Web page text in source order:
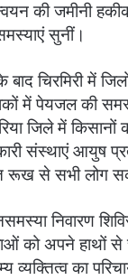
की जमीनी
सुनीं।
चिरमिरी में
में पेयजल की
जिले में
संस्थाएं आयुष
रूख से सभी लोग
निवारण
को अपने हाथों से
का